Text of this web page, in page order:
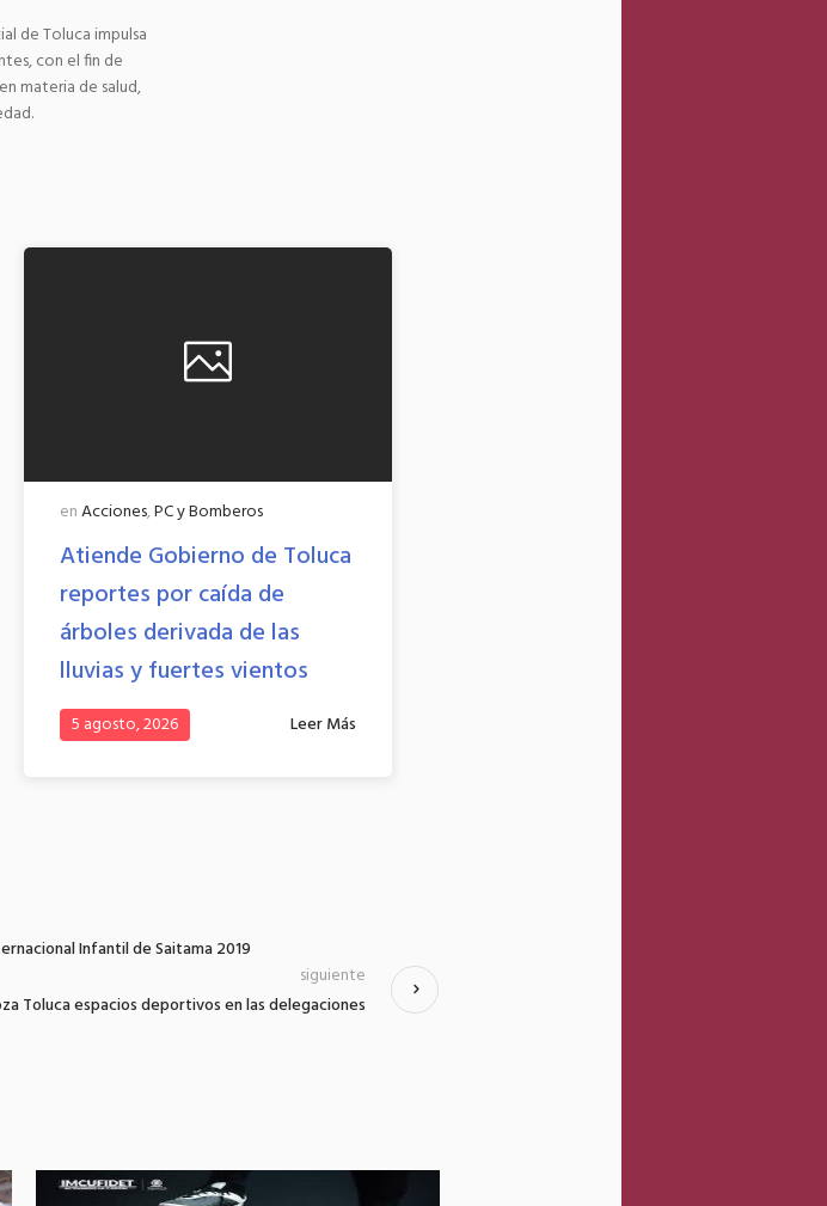
de Toluca impulsa
con el fin de
materia de salud,
enAcciones,PC y Bomberos
Atiende Gobierno de Toluca
reportes por caída de
árboles derivada de las
lluvias y fuertes vientos
5 agosto, 2026 Leer Más
Infantil de Saitama 2019
Toluca espacios deportivos en las delegaciones
siguiente